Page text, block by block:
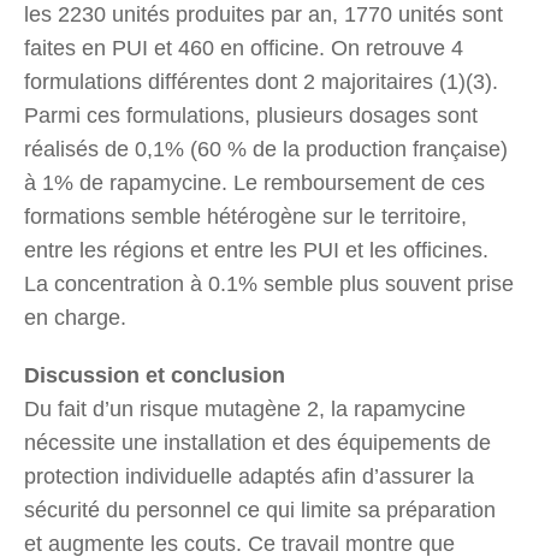
les 2230 unités produites par an, 1770 unités sont
faites en PUI et 460 en officine. On retrouve 4
formulations différentes dont 2 majoritaires (1)(3).
Parmi ces formulations, plusieurs dosages sont
réalisés de 0,1% (60 % de la production française)
à 1% de rapamycine. Le remboursement de ces
formations semble hétérogène sur le territoire,
entre les régions et entre les PUI et les officines.
La concentration à 0.1% semble plus souvent prise
en charge.
Discussion et conclusion
Du fait d’un risque mutagène 2, la rapamycine
nécessite une installation et des équipements de
protection individuelle adaptés afin d’assurer la
sécurité du personnel ce qui limite sa préparation
et augmente les couts. Ce travail montre que